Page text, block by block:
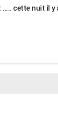
cette nuit il y